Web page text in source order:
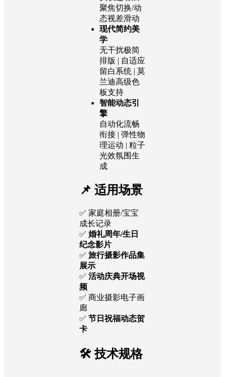
聚焦切换/动
态视差滑动
现代简约美
学
无干扰极简
排版 | 自适应
留白系统 | 莫
兰迪高级色
板支持
智能动态引
擎
自动化流畅
衔接 | 弹性物
理运动 | 粒子
光效氛围生
成
📌 适用场景
✅ 家庭相册/宝宝
成长记录
✅ 婚礼周年/生日
纪念影片
✅ 旅行摄影作品集
展示
✅ 活动庆典开场视
频
✅ 商业摄影电子画
廊
✅ 节日祝福动态贺
卡
🛠️ 技术规格